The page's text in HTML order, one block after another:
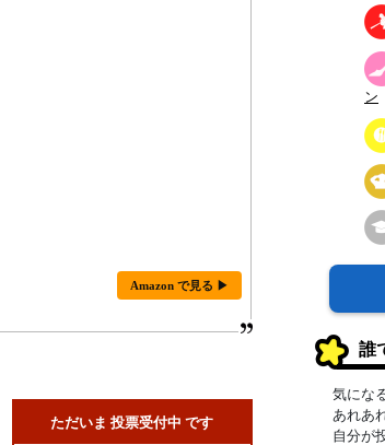
Amazon で見る ▶
ただいま 投票受付中 です
ン
誰
気にな
あれあ
自分が